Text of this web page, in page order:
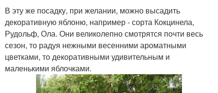
В эту же посадку, при желании, можно высадить
декоративную яблоню, например - сорта Кокцинела,
Рудольф, Ола. Они великолепно смотрятся почти весь
сезон, то радуя нежными весенними ароматными
цветками, то декоративными удивительным и
маленькими яблочками.